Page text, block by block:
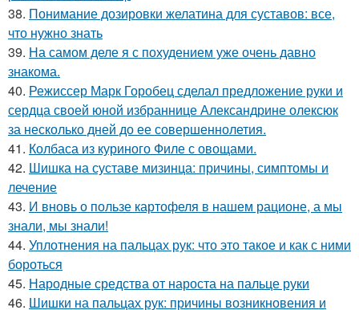
38. Понимание дозировки желатина для суставов: все,
что нужно знать
39. На самом деле я с похудением уже очень давно
знакома.
40. Режиссер Марк Горобец сделал предложение руки и
сердца своей юной избраннице Александрине олексюк
за несколько дней до ее совершеннолетия.
41. Колбаса из куриного Филе с овощами.
42. Шишка на суставе мизинца: причины, симптомы и
лечение
43. И вновь о пользе картофеля в нашем рационе, а мы
знали, мы знали!
44. Уплотнения на пальцах рук: что это такое и как с ними
бороться
45. Народные средства от нароста на пальце руки
46. Шишки на пальцах рук: причины возникновения и